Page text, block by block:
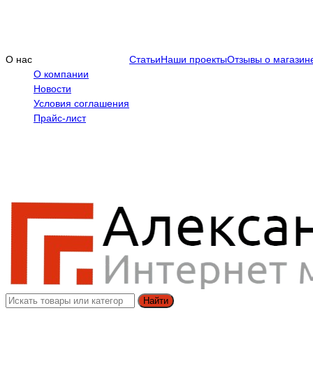
О нас
О компании
Новости
Условия соглашения
Прайс-лист
СтатьиНаши проектыОтзывы о
Найти